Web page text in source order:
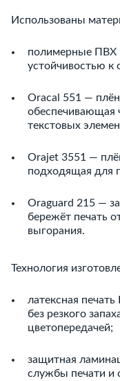
Использованы
полимерные ПВХ
устойчивостью к
Oracal 551 —
обеспечивающая
текстовых
Orajet 3551 —
подходящая для
Oraguard 215 —
бережёт печать
выгорания.
Технология
латексная
без резкого
цветопередачей;
защитная
службы печати и